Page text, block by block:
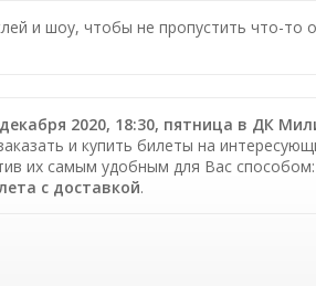
и шоу, чтобы не пропустить что-
2020, 18:30, пятница в ДК
и купить билеты на
их самым удобным для Вас
c доставкой.